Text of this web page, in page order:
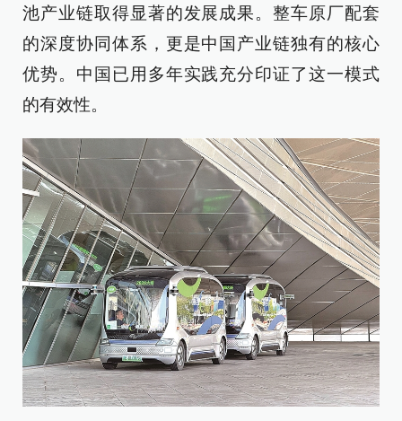
池产业链取得显著的发展成果。整车原厂配套
的深度协同体系，更是中国产业链独有的核心
优势。中国已用多年实践充分印证了这一模式
的有效性。